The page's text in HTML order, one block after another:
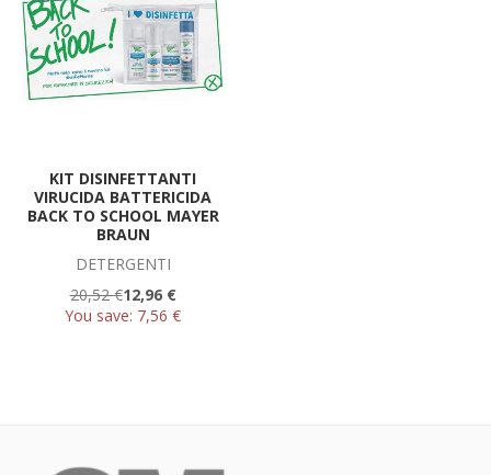
KIT DISINFETTANTI
VIRUCIDA BATTERICIDA
BACK TO SCHOOL MAYER
BRAUN
DETERGENTI
20,52 €12,96 €
You save: 7,56 €